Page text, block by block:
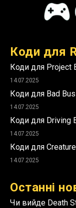
Коди для
Коди для Project
14.07.2025
Коди для Bad
14.07.2025
Коди для Driving
14.07.2025
Коди для
14.07.2025
Останні
Чи вийде Death